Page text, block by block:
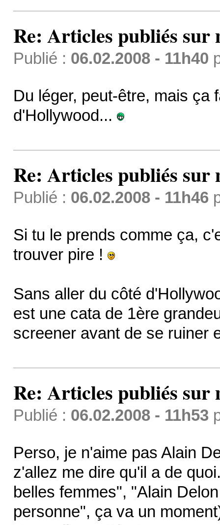
Re: Articles publiés sur
Publié : 06.02.2008 - 11h40
Du léger, peut-être, mais ça
d'Hollywood...
Re: Articles publiés sur
Publié : 06.02.2008 - 11h46
Si tu le prends comme ça,
trouver pire !
Sans aller du côté
est une cata de 1ère
screener avant de se ruiner
Re: Articles publiés sur
Publié : 06.02.2008 - 11h53
Perso, je n'aime pas Alain
z'allez me dire qu'il a de
belles femmes", "Alain
personne", ça va un